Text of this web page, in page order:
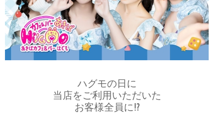
ハグモの日に
当店をご利用いただいた
お客様全員に⁉️